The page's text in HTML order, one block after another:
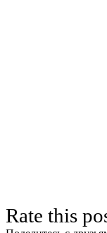
Rate this